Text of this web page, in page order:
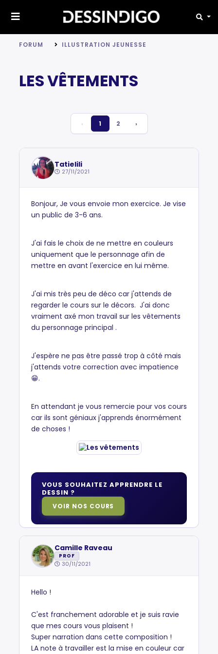
FORUM ILLUSTRATION JEUNESSE
LES VÊTEMENTS
‹ 1 2 ›
Tatielili
27/11/2021
Bonjour, Je vous envoie mon exercice. Je vise
un public de 3-6 ans.
J'ai fais le choix de ne mettre en couleurs
uniquement que le personnage afin de
mettre en avant l'exercice en lui même.
J'ai mis très peu de déco car j'attends de
regarder le cours sur le décors. J'ai donc
vraiment axé mon travail sur les vêtements
du personnage principal .
J'espère ne pas être passé trop à côté mais
j'attends votre correction avec impatience
😁.
En attendant je vous remercie pour vos cours
car ils sont géniaux j'apprends énormément
de choses !
VOUS SOUHAITEZ APPRENDRE LE
DESSIN ?
VOIR NOS COURS
Camille Raveau
PROF
30/11/2021
Hello !
C'est franchement adorable et je suis ravie
que mes cours vous plaisent !
Super narration dans cette composition !
LA note à travailler est la mise en couleur car